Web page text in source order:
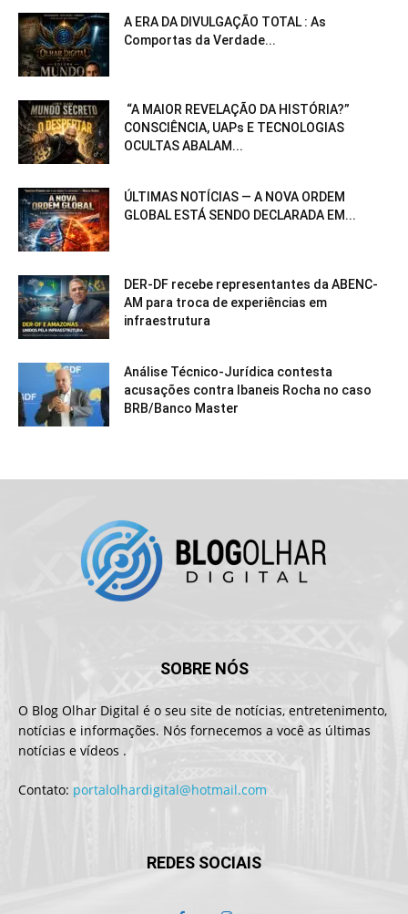
A ERA DA DIVULGAÇÃO TOTAL : As
Comportas da Verdade...
“A MAIOR REVELAÇÃO DA HISTÓRIA?”
CONSCIÊNCIA, UAPs E TECNOLOGIAS
OCULTAS ABALAM...
ÚLTIMAS NOTÍCIAS — A NOVA ORDEM
GLOBAL ESTÁ SENDO DECLARADA EM...
DER-DF recebe representantes da ABENC-
AM para troca de experiências em
infraestrutura
Análise Técnico-Jurídica contesta
acusações contra Ibaneis Rocha no caso
BRB/Banco Master
SOBRE NÓS
O Blog Olhar Digital é o seu site de notícias, entretenimento,
notícias e informações. Nós fornecemos a você as últimas
notícias e vídeos .
Contato: portalolhardigital@hotmail.com
REDES SOCIAIS